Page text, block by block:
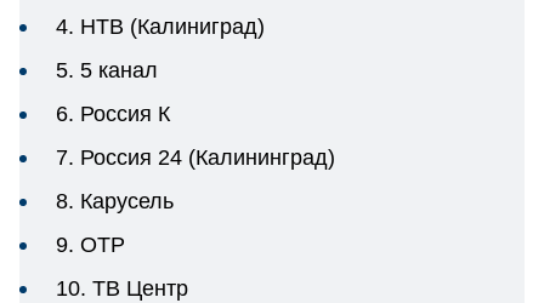
4. НТВ (Калиниград)
5. 5 канал
6. Россия К
7. Россия 24 (Калининград)
8. Карусель
9. ОТР
10. ТВ Центр